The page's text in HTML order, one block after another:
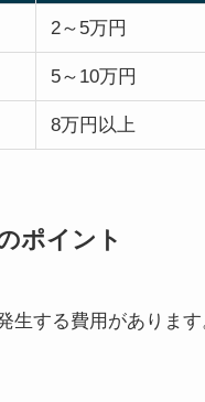
2～5万円
5～10万円
8万円以上
ポイント
生する費用がありま